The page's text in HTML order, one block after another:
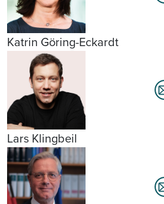
Katrin Göring-Eckardt
Lars Klingbeil